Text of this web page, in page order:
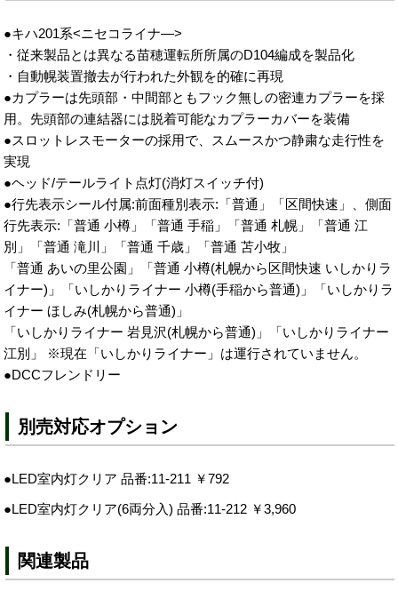
●キハ201系<ニセコライナ―>
・従来製品とは異なる苗穂運転所所属のD104編成を製品化
・自動幌装置撤去が行われた外観を的確に再現
●カプラーは先頭部・中間部ともフック無しの密連カプラーを採
用。先頭部の連結器には脱着可能なカプラーカバーを装備
●スロットレスモーターの採用で、スムースかつ静粛な走行性を
実現
●ヘッド/テールライト点灯(消灯スイッチ付)
●行先表示シール付属:前面種別表示:「普通」「区間快速」、側面
行先表示:「普通 小樽」「普通 手稲」「普通 札幌」「普通 江
別」「普通 滝川」「普通 千歳」「普通 苫小牧」
「普通 あいの里公園」「普通 小樽(札幌から区間快速 いしかりラ
イナー)」「いしかりライナー 小樽(手稲から普通)」「いしかりラ
イナー ほしみ(札幌から普通)」
「いしかりライナー 岩見沢(札幌から普通)」「いしかりライナー
江別」 ※現在「いしかりライナー」は運行されていません。
●DCCフレンドリー
別売対応オプション
●LED室内灯クリア 品番:11-211 ￥792
●LED室内灯クリア(6両分入) 品番:11-212 ￥3,960
関連製品